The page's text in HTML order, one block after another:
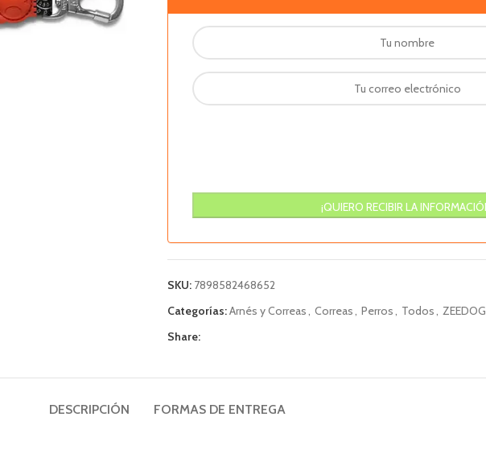
SKU: 7898582468652
Categorías:Arnés y Correas, Correas, Perros, Todos, ZEEDOG
Share:
DESCRIPCIÓN FORMAS DE ENTREGA